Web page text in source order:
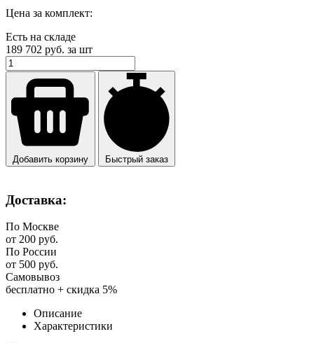
Цена за комплект:
Есть на складе
189 702 руб. за шт
Добавить корзину Быстрый заказ
Доставка:
По Москве
от 200 руб.
По России
от 500 руб.
Самовывоз
бесплатно + скидка 5%
Описание
Характеристики